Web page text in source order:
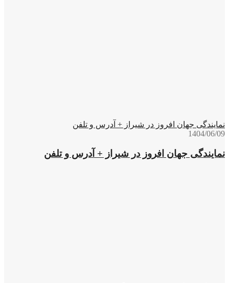
نمایندگی جهان افروز در شیراز + آدرس و تلفن
1404/06/09
نمایندگی جهان افروز در شیراز + آدرس و تلفن